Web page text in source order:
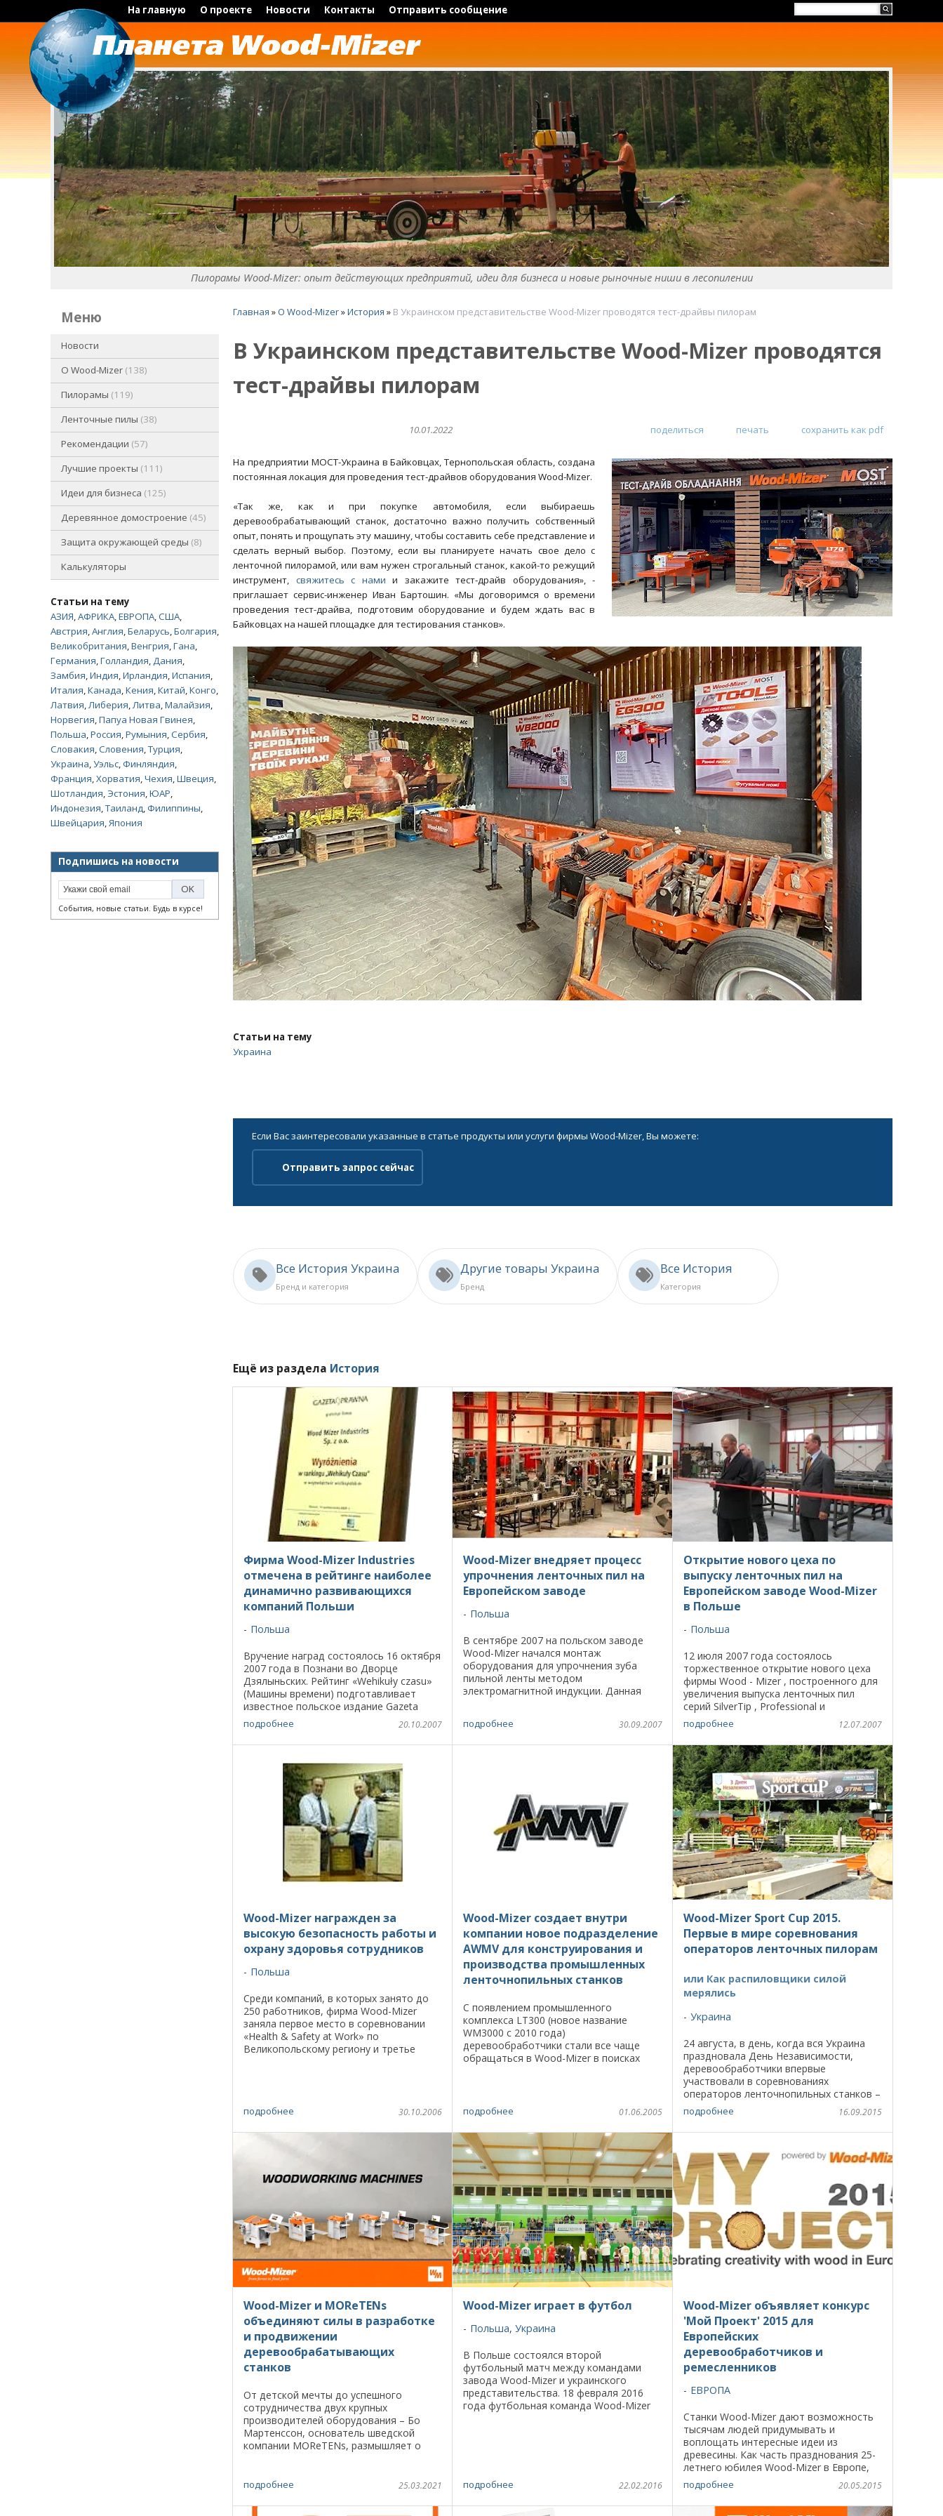
На главную О проекте Новости Контакты Отправить сообщение
Пилорамы Wood-Mizer: опыт действующих предприятий, идеи для бизнеса и новые рыночные ниши в лесопилении
меню
Новости
O Wood-Mizer 138
Пилорамы 119
Ленточные пилы 38
Рекомендации 57
Лучшие проекты 111
Идеи для бизнеса 125
Деревянное домостроение 45
Защита окружающей среды 8
Калькуляторы
Статьи на тему
АЗИЯ,АФРИКА,ЕВРОПА,США,
Австрия,Англия,Беларусь,Болгария,
Великобритания,Венгрия,Гана,
Германия,Голландия,Дания,
Замбия,Индия,Ирландия,Испания,
Италия,Канада,Кения,Китай,Конго,
Латвия,Либерия,Литва,Малайзия,
Норвегия,Папуа Новая Гвинея,
Польша,Россия,Румыния,Сербия,
Словакия,Словения,Турция,
Украина,Уэльс,Финляндия,
Франция,Хорватия,Чехия,Швеция,
Шотландия, Эстония,ЮАР,
Индонезия,Таиланд,Филиппины,
Швейцария,Япония
Подпишись на новости
События, новые статьи. Будь в курсе!
Главная »O Wood-Mizer»История » В Украинском представительстве Wood-Mizer проводятся тест-драйвы пилорам
В Украинском представительстве Wood-Mizer проводятся
тест-драйвы пилорам
10.01.2022 поделиться печать сохранить как pdf
На предприятии МОСТ-Украина в Байковцах, Тернопольская область, создана
постоянная локация для проведения тест-драйвов оборудования Wood-Mizer.
«Так же, как и при покупке автомобиля, если выбираешь
деревообрабатывающий станок, достаточно важно получить собственный
опыт, понять и прощупать эту машину, чтобы составить себе представление и
сделать верный выбор. Поэтому, если вы планируете начать свое дело с
ленточной пилорамой, или вам нужен строгальный станок, какой-то режущий
инструмент, свяжитесь с нами и закажите тест-драйв оборудования», -
приглашает сервис-инженер Иван Бартошин. «Мы договоримся о времени
проведения тест-драйва, подготовим оборудование и будем ждать вас в
Байковцах на нашей площадке для тестирования станков».
Статьи на тему
Украина
Если Вас заинтересовали указанные в статье продукты или услуги фирмы Wood-Mizer, Вы можете:
Отправить запрос сейчас
Все История Украина
Бренд и категория
Другие товары Украина
Бренд
Все История
Категория
Ещё из раздела История
Фирма Wood-Mizer Industries
отмечена в рейтинге наиболее
динамично развивающихся
компаний Польши
Польша
Вручение наград состоялось 16 октября
2007 года в Познани во Дворце
Дзялыньских. Рейтинг «Wehikuły czasu»
(Машины времени) подготавливает
известное польское издание Gazetа
Prawnа вместе с компанией
Dun&Bradstreet при поддержке банка
ING. Цель ...
подробнее 20.10.2007
Wood-Mizer внедряет процесс
упрочнения ленточных пил на
Европейском заводе
Польша
В сентябре 2007 на польском заводе
Wood-Mizer начался монтаж
оборудования для упрочнения зуба
пильной ленты методом
электромагнитной индукции. Данная
вывода на рынок пил ...
подробнее 30.09.2007
Открытие нового цеха по
выпуску ленточных пил на
Европейском заводе Wood-Mizer
в Польше
Польша
12 июля 2007 года состоялось
торжественное открытие нового цеха
фирмы Wood - Mizer , построенного для
увеличения выпуска ленточных пил
серий SilverTip , Professional и
DoubleHard . Вслед за ростом спроса на
продукцию Wood-Mizer и объемов ...
подробнее 12.07.2007
Wood-Mizer награжден за
высокую безопасность работы и
охрану здоровья сотрудников
Польша
Среди компаний, в которых занято до
250 работников, фирма Wood-Mizer
заняла первое место в соревновании
«Health & Safety at Work» по
Великопольскому региону и третье
подробнее 30.10.2006
Wood-Mizer создает внутри
компании новое подразделение
AWMV для конструирования и
производства промышленных
ленточнопильных станков
С появлением промышленного
комплекса LT300 (новое название
WM3000 с 2010 года)
деревообработчики стали все чаще
обращаться в Wood-Mizer в поисках
подробнее 01.06.2005
Wood-Mizer Sport Cup 2015.
Первые в мире соревнования
операторов ленточных пилорам
или Как распиловщики силой
мерялись
Украина
24 августа, в день, когда вся Украина
праздновала День Независимости,
деревообработчики впервые
участвовали в соревнованиях
операторов ленточнопильных станков –
Wood-Mizer Sport Cup 2015. Заметим,
что подобное мероприятие проходило
впервые не только ...
подробнее 16.09.2015
Wood-Mizer и MOReTENs
объединяют силы в разработке
и продвижении
деревообрабатывающих
станков
От детской мечты до успешного
сотрудничества двух крупных
производителей оборудования – Бо
Мартенссон, основатель шведской
компании MOReTENs, размышляет о
продукты, а инновационные ...
подробнее 25.03.2021
Wood-Mizer играет в футбол
Польша,Украина
В Польше состоялся второй
футбольный матч между командами
завода Wood-Mizer и украинского
представительства. 18 февраля 2016
года футбольная команда Wood-Mizer
подробнее 22.02.2016
Wood-Mizer объявляет конкурс
'Мой Проект' 2015 для
Европейских
деревообработчиков и
ремесленников
ЕВРОПА
Станки Wood-Mizer дают возможность
тысячам людей придумывать и
воплощать интересные идеи из
древесины. Как часть празднования 25-
летнего юбилея Wood-Mizer в Европе,
конкурс "Мой Проект" объединит тех
владельцев ленточнопильных станков,
кто сделал ...
подробнее 20.05.2015